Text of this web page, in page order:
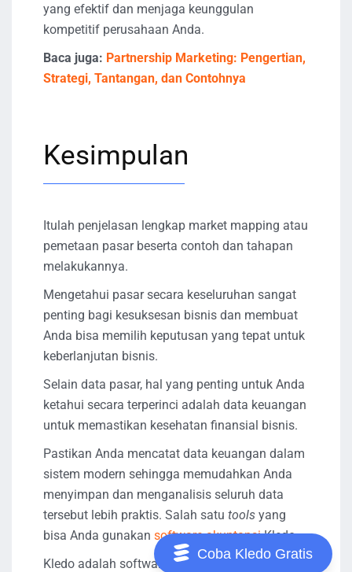
yang efektif dan menjaga keunggulan
kompetitif perusahaan Anda.
Baca juga: Partnership Marketing: Pengertian,
Strategi, Tantangan, dan Contohnya
Kesimpulan
Itulah penjelasan lengkap market mapping atau
pemetaan pasar beserta contoh dan tahapan
melakukannya.
Mengetahui pasar secara keseluruhan sangat
penting bagi kesuksesan bisnis dan membuat
Anda bisa memilih keputusan yang tepat untuk
keberlanjutan bisnis.
Selain data pasar, hal yang penting untuk Anda
ketahui secara terperinci adalah data keuangan
untuk memastikan kesehatan finansial bisnis.
Pastikan Anda mencatat data keuangan dalam
sistem modern sehingga memudahkan Anda
menyimpan dan menganalisis seluruh data
tersebut lebih praktis. Salah satu tools yang
bisa Anda gunakan software akuntansiKledo.
Kledo adalah software akuntansi online yang
Coba Kledo Gratis